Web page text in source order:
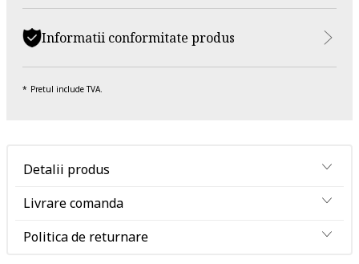
Informatii conformitate produs
Pretul include TVA.
Detalii produs
Livrare comanda
Politica de returnare